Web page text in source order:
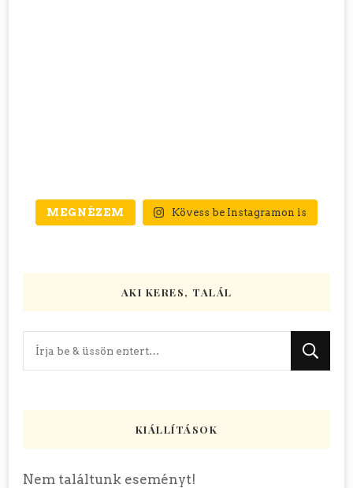
MEGNÉZEM Kövess be Instagramon is
AKI KERES, TALÁL
Keres
KIÁLLÍTÁSOK
Nem találtunk eseményt!